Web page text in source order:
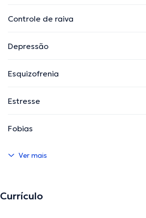
Controle de raiva
Depressão
Esquizofrenia
Estresse
Fobias
Ver mais
Currículo